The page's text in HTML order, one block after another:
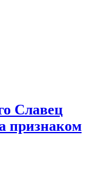
Славец
признаком